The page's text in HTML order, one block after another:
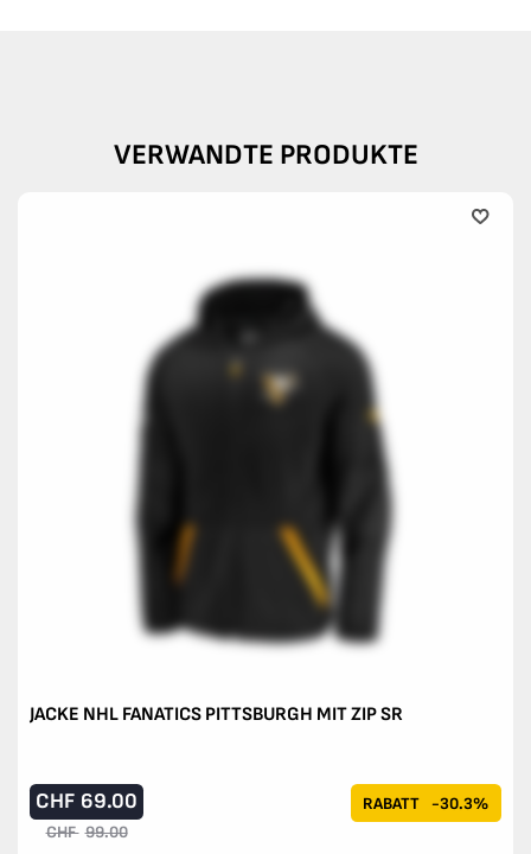
VERWANDTE PRODUKTE
JACKE NHL FANATICS PITTSBURGH MIT ZIP SR
RABATT -30.3%
CHF 69.00
CHF 99.00